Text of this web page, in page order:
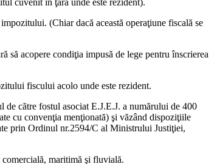
cuvenit în ţara unde este rezident).
(Chiar dacă această operaţiune fiscală se
să acopere condiţia impusă de lege pentru înscrierea
fiscului acolo unde este rezident.
către fostul asociat E.J.E.J. a numărului de 400
cu convenţia menţionată) şi văzând dispoziţiile
prin Ordinul nr.2594/C al Ministrului Justiţiei,
maritimă şi fluvială.